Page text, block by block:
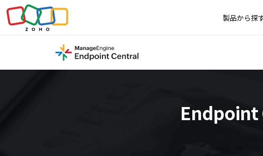
製品から探
Endpoint